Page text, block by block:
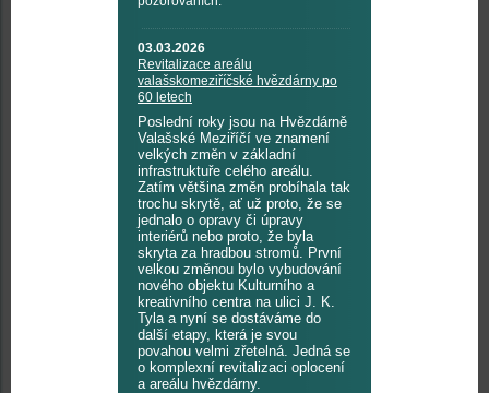
03.03.2026
Revitalizace areálu
valašskomeziříčské hvězdárny po
60 letech
Poslední roky jsou na Hvězdárně
Valašské Meziříčí ve znamení
velkých změn v základní
infrastruktuře celého areálu.
Zatím většina změn probíhala tak
trochu skrytě, ať už proto, že se
jednalo o opravy či úpravy
interiérů nebo proto, že byla
skryta za hradbou stromů. První
velkou změnou bylo vybudování
nového objektu Kulturního a
kreativního centra na ulici J. K.
Tyla a nyní se dostáváme do
další etapy, která je svou
povahou velmi zřetelná. Jedná se
o komplexní revitalizaci oplocení
a areálu hvězdárny.